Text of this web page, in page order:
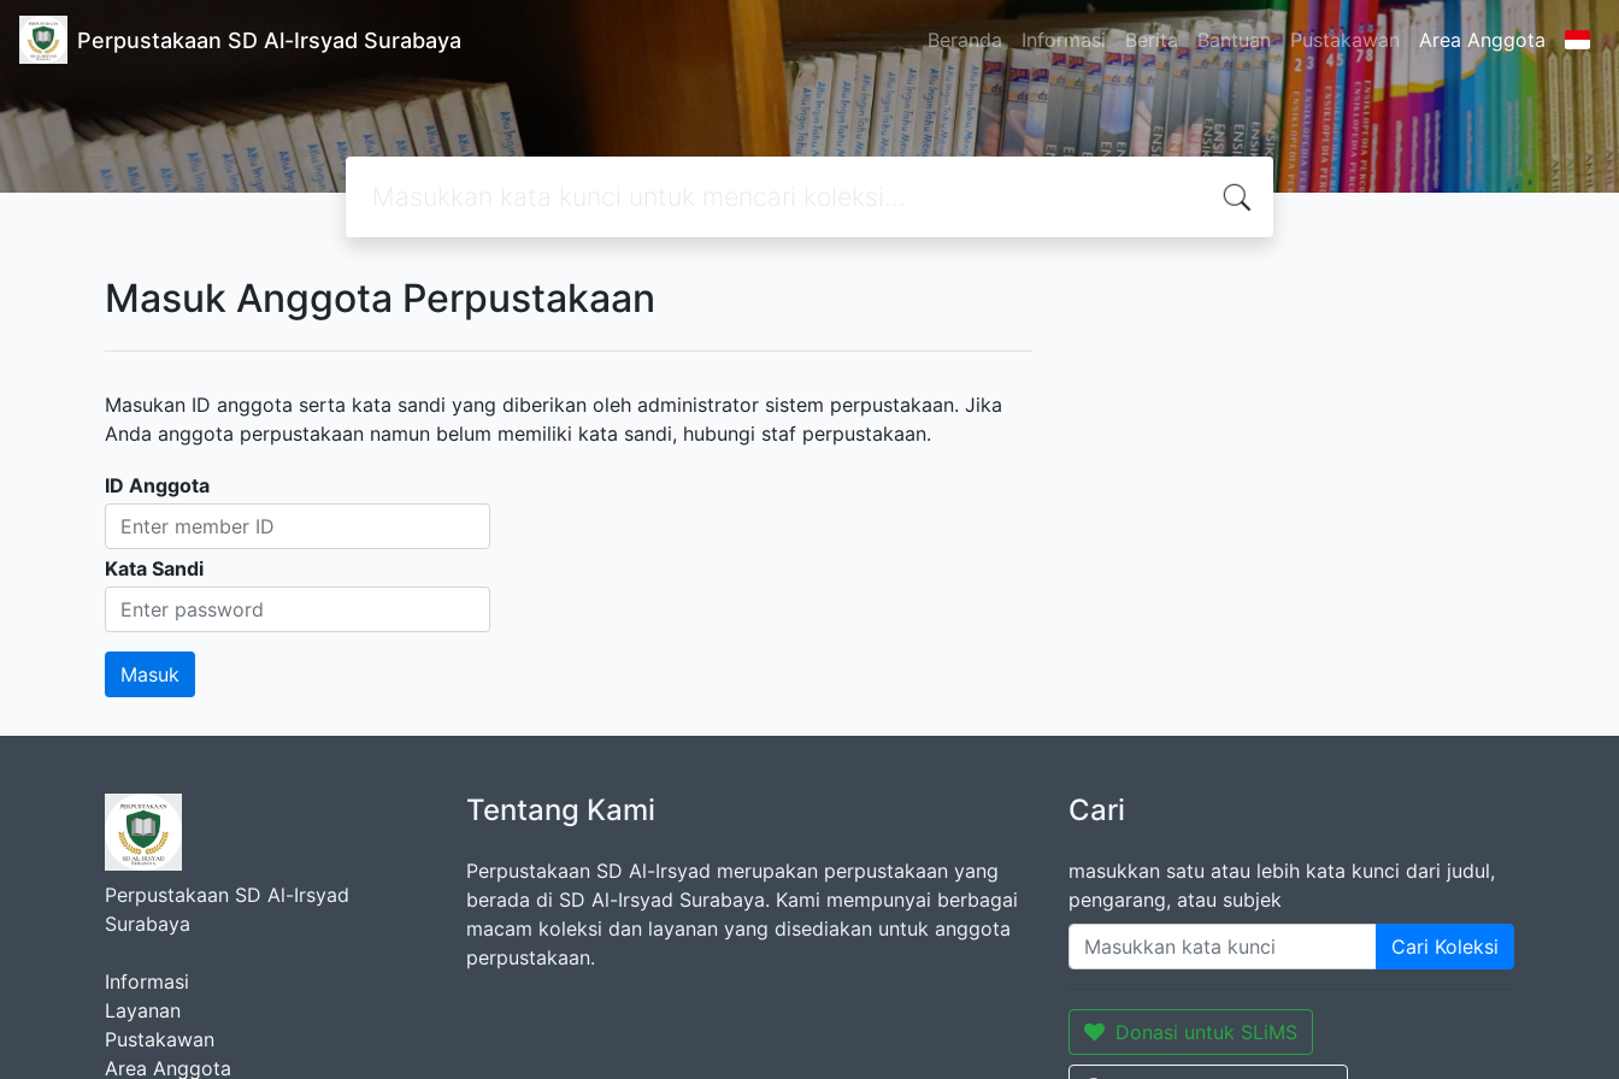
Perpustakaan SD Al-Irsyad Surabaya Beranda Informasi Berita Bantuan Pustakawan Area Anggota
Masuk Anggota Perpustakaan
Masukan ID anggota serta kata sandi yang diberikan oleh administrator sistem perpustakaan. Jika
Anda anggota perpustakaan namun belum memiliki kata sandi, hubungi staf perpustakaan.
ID Anggota
Kata Sandi
Perpustakaan SD Al-Irsyad
Surabaya
Informasi
Layanan
Pustakawan
Area Anggota
Tentang Kami
Perpustakaan SD Al-Irsyad merupakan perpustakaan yang
berada di SD Al-Irsyad Surabaya. Kami mempunyai berbagai
macam koleksi dan layanan yang disediakan untuk anggota
perpustakaan.
Cari
masukkan satu atau lebih kata kunci dari judul,
pengarang, atau subjek
Cari Koleksi
Donasi untuk SLiMS